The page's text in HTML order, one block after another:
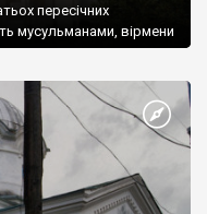
пересічних
мусульманами, вірмени